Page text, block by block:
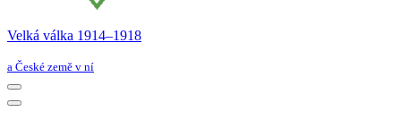
Velká válka 1914–⁠⁠⁠⁠⁠⁠1918
a České země v ní
Navigační
menu
Navigační